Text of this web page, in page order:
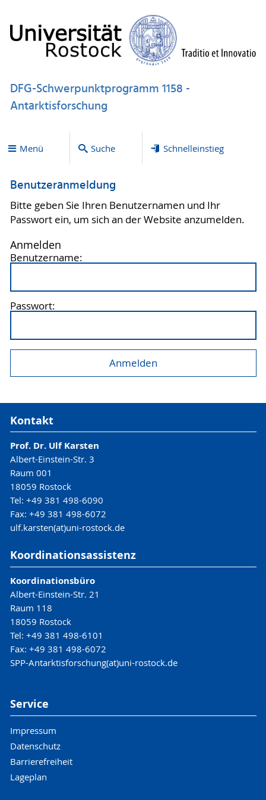
DFG-Schwerpunktprogramm 1158 -
Antarktisforschung
Menü Suche Schnelleinstieg
Benutzeranmeldung
Bitte geben Sie Ihren Benutzernamen und Ihr
Passwort ein, um sich an der Website anzumelden.
Anmelden
Benutzername:
Passwort:
Kontakt
Prof. Dr. Ulf Karsten
Albert-Einstein-Str. 3
Raum 001
18059 Rostock
Tel: +49 381 498-6090
Fax: +49 381 498-6072
ulf.karsten(at)uni-rostock.de
Koordinationsassistenz
Koordinationsbüro
Albert-Einstein-Str. 21
Raum 118
18059 Rostock
Tel: +49 381 498-6101
Fax: +49 381 498-6072
SPP-Antarktisforschung(at)uni-rostock.de
Service
Impressum
Datenschutz
Barrierefreiheit
Lageplan